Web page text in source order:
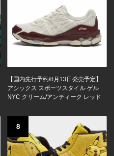
【国内先行予約/8月13日発売予定】
アシックス スポーツスタイル ゲル
NYC クリーム/アンティーク レッド
8